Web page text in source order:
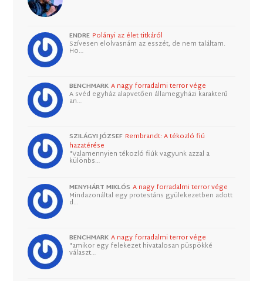
ENDRE Polányi az élet titkáról
Szívesen elolvasnám az esszét, de nem találtam.
Ho…
BENCHMARK A nagy forradalmi terror vége
A svéd egyház alapvetően államegyházi karakterű
an…
SZILÁGYI JÓZSEF Rembrandt: A tékozló fiú
hazatérése
"Valamennyien tékozló fiúk vagyunk azzal a
különbs…
MENYHÁRT MIKLÓS A nagy forradalmi terror vége
Mindazonáltal egy protestáns gyülekezetben adott
d…
BENCHMARK A nagy forradalmi terror vége
"amikor egy felekezet hivatalosan püspökké
választ…